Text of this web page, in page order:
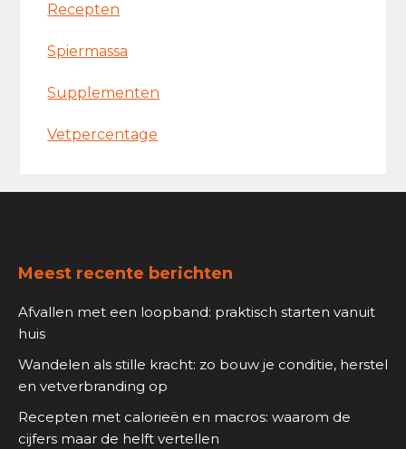
Recepten
Spiermassa
Supplementen
Vetpercentage
Meest recente berichten
Afvallen met een loopband: praktisch starten vanuit
huis
Wandelen als stille kracht: zo bouw je conditie, herstel
en vetverbranding op
Recepten met calorieën en macros: waarom de
cijfers maar de helft vertellen